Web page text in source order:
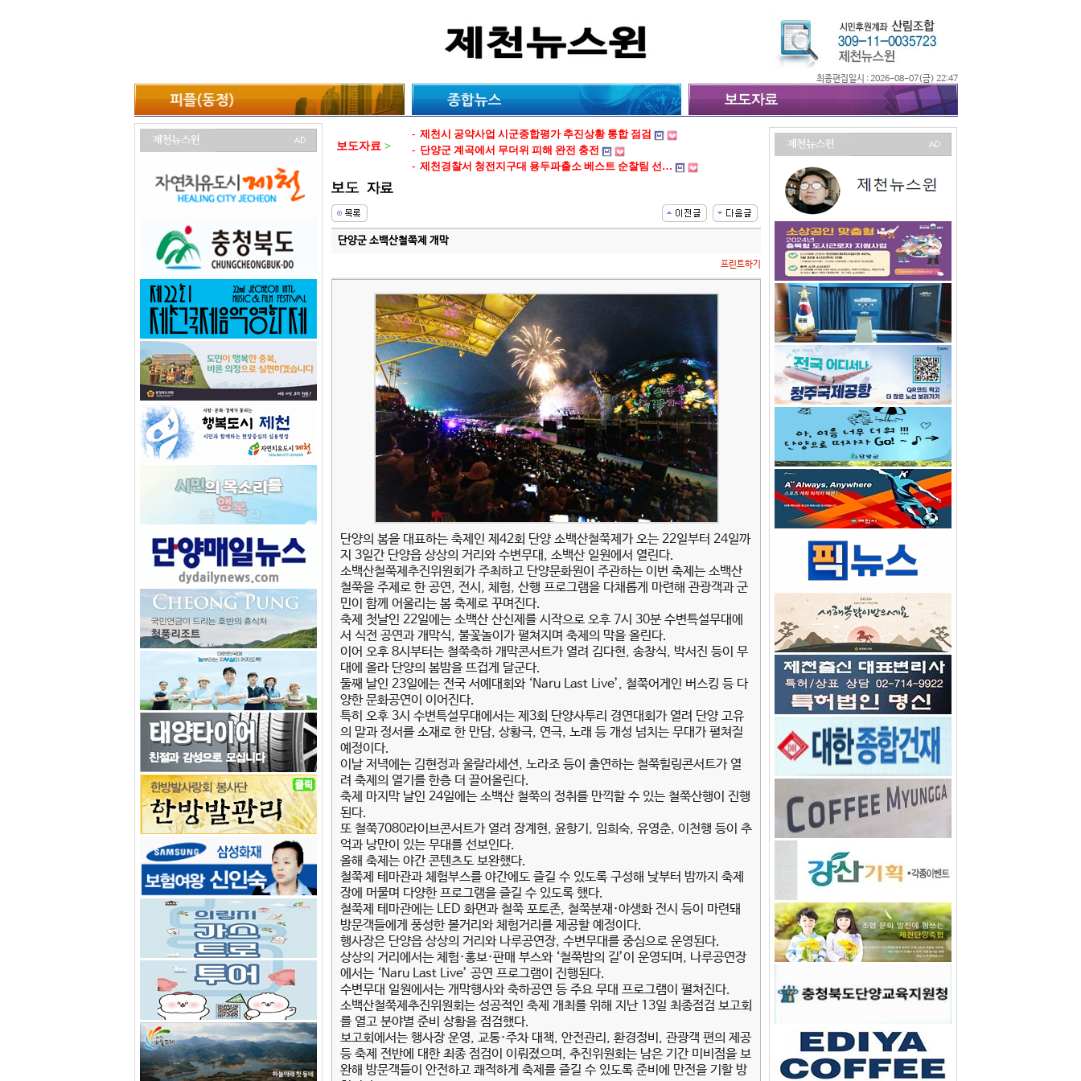
최종편집일시 : 2026-08-07(금) 22:47
보도자료 >
- 제천시 공약사업 시군종합평가 추진상황 통합 점검
- 단양군 계곡에서 무더위 피해 완전 충전
- 제천경찰서 청전지구대 용두파출소 베스트 순찰팀 선…
-이상천 제천시장 첫 읍면동 순방 마무리
-제천문화관광재단 이사장 공개 모집
-제천시 산림재난대응단 생활밀착형 대민지원 추진
단양군 소백산철쭉제 개막
프린트하기
단양의 봄을 대표하는 축제인 제42회 단양 소백산철쭉제가 오는 22일부터 24일까
지 3일간 단양읍 상상의 거리와 수변무대, 소백산 일원에서 열린다.
소백산철쭉제추진위원회가 주최하고 단양문화원이 주관하는 이번 축제는 소백산
철쭉을 주제로 한 공연, 전시, 체험, 산행 프로그램을 다채롭게 마련해 관광객과 군
민이 함께 어울리는 봄 축제로 꾸며진다.
축제 첫날인 22일에는 소백산 산신제를 시작으로 오후 7시 30분 수변특설무대에
서 식전 공연과 개막식, 불꽃놀이가 펼쳐지며 축제의 막을 올린다.
이어 오후 8시부터는 철쭉축하 개막콘서트가 열려 김다현, 송창식, 박서진 등이 무
대에 올라 단양의 봄밤을 뜨겁게 달군다.
둘째 날인 23일에는 전국 서예대회와 ‘Naru Last Live’, 철쭉어게인 버스킹 등 다
양한 문화공연이 이어진다.
특히 오후 3시 수변특설무대에서는 제3회 단양사투리 경연대회가 열려 단양 고유
의 말과 정서를 소재로 한 만담, 상황극, 연극, 노래 등 개성 넘치는 무대가 펼쳐질
예정이다.
이날 저녁에는 김현정과 울랄라세션, 노라조 등이 출연하는 철쭉힐링콘서트가 열
려 축제의 열기를 한층 더 끌어올린다.
축제 마지막 날인 24일에는 소백산 철쭉의 정취를 만끽할 수 있는 철쭉산행이 진행
된다.
또 철쭉7080라이브콘서트가 열려 장계현, 윤항기, 임희숙, 유영춘, 이천행 등이 추
억과 낭만이 있는 무대를 선보인다.
올해 축제는 야간 콘텐츠도 보완했다.
철쭉제 테마관과 체험부스를 야간에도 즐길 수 있도록 구성해 낮부터 밤까지 축제
장에 머물며 다양한 프로그램을 즐길 수 있도록 했다.
철쭉제 테마관에는 LED 화면과 철쭉 포토존, 철쭉분재·야생화 전시 등이 마련돼
방문객들에게 풍성한 볼거리와 체험거리를 제공할 예정이다.
행사장은 단양읍 상상의 거리와 나루공연장, 수변무대를 중심으로 운영된다.
상상의 거리에서는 체험·홍보·판매 부스와 ‘철쭉밤의 길’이 운영되며, 나루공연장
에서는 ‘Naru Last Live’ 공연 프로그램이 진행된다.
수변무대 일원에서는 개막행사와 축하공연 등 주요 무대 프로그램이 펼쳐진다.
소백산철쭉제추진위원회는 성공적인 축제 개최를 위해 지난 13일 최종점검 보고회
를 열고 분야별 준비 상황을 점검했다.
보고회에서는 행사장 운영, 교통·주차 대책, 안전관리, 환경정비, 관광객 편의 제공
등 축제 전반에 대한 최종 점검이 이뤄졌으며, 추진위원회는 남은 기간 미비점을 보
완해 방문객들이 안전하고 쾌적하게 축제를 즐길 수 있도록 준비에 만전을 기할 방